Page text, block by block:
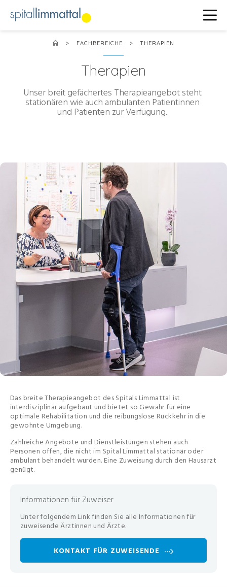
> FACHBEREICHE > THERAPIEN
Therapien
Unser breit gefächertes Therapieangebot steht
stationären wie auch ambulanten Patientinnen
und Patienten zur Verfügung.
Das breite Therapieangebot des Spitals Limmattal ist
interdisziplinär aufgebaut und bietet so Gewähr für eine
optimale Rehabilitation und die reibungslose Rückkehr in die
gewohnte Umgebung.
Zahlreiche Angebote und Dienstleistungen stehen auch
Personen offen, die nicht im Spital Limmattal stationär oder
ambulant behandelt wurden. Eine Zuweisung durch den Hausarzt
genügt.
Informationen für Zuweiser
Unter folgendem Link finden Sie alle Informationen für
zuweisende Ärztinnen und Ärzte.
KONTAKT FÜR ZUWEISENDE